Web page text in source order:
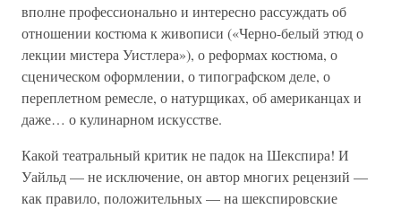
вполне профессионально и интересно рассуждать об
отношении костюма к живописи («Черно-белый этюд о
лекции мистера Уистлера»), о реформах костюма, о
сценическом оформлении, о типографском деле, о
переплетном ремесле, о натурщиках, об американцах и
даже… о кулинарном искусстве.
Какой театральный критик не падок на Шекспира! И
Уайльд — не исключение, он автор многих рецензий —
как правило, положительных — на шекспировские